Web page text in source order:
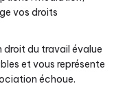
vos droits
du travail évalue
et vous représente
échoue.